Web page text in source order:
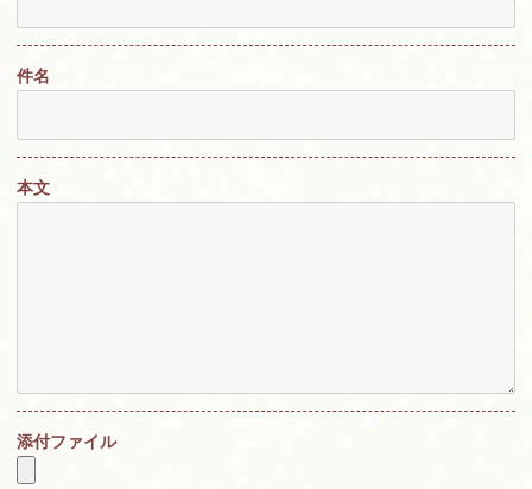
件名
本文
添付ファイル